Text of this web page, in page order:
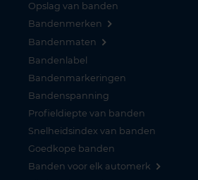
Opslag van banden
Bandenmerken
Bandenmaten
Bandenlabel
Bandenmarkeringen
Bandenspanning
Profieldiepte van banden
Snelheidsindex van banden
Goedkope banden
Banden voor elk automerk